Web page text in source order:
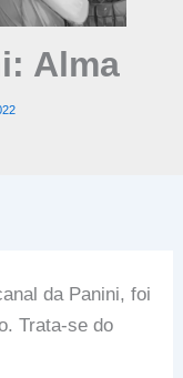
Alma
da Panini, foi
Trata-se do